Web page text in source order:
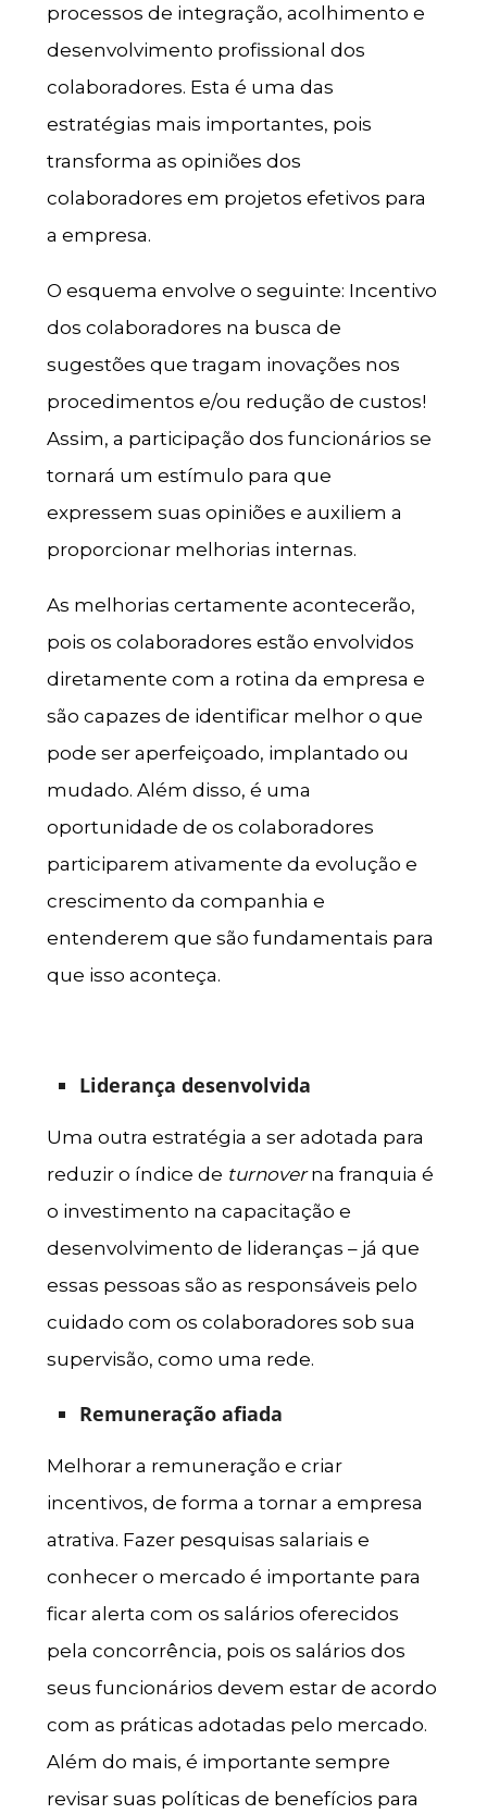
processos de integração, acolhimento e
desenvolvimento profissional dos
colaboradores. Esta é uma das
estratégias mais importantes, pois
transforma as opiniões dos
colaboradores em projetos efetivos para
a empresa.
O esquema envolve o seguinte: Incentivo
dos colaboradores na busca de
sugestões que tragam inovações nos
procedimentos e/ou redução de custos!
Assim, a participação dos funcionários se
tornará um estímulo para que
expressem suas opiniões e auxiliem a
proporcionar melhorias internas.
As melhorias certamente acontecerão,
pois os colaboradores estão envolvidos
diretamente com a rotina da empresa e
são capazes de identificar melhor o que
pode ser aperfeiçoado, implantado ou
mudado. Além disso, é uma
oportunidade de os colaboradores
participarem ativamente da evolução e
crescimento da companhia e
entenderem que são fundamentais para
que isso aconteça.
Liderança desenvolvida
Uma outra estratégia a ser adotada para
reduzir o índice de turnoverna franquia é
o investimento na capacitação e
desenvolvimento de lideranças – já que
essas pessoas são as responsáveis pelo
cuidado com os colaboradores sob sua
supervisão, como uma rede.
Remuneração afiada
Melhorar a remuneração e criar
incentivos, de forma a tornar a empresa
atrativa. Fazer pesquisas salariais e
conhecer o mercado é importante para
ficar alerta com os salários oferecidos
pela concorrência, pois os salários dos
seus funcionários devem estar de acordo
com as práticas adotadas pelo mercado.
Além do mais, é importante sempre
revisar suas políticas de benefícios para